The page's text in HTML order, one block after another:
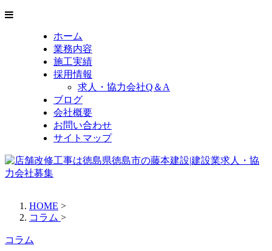
ホーム
業務内容
施工実績
採用情報
求人・協力会社Q＆A
ブログ
会社概要
お問い合わせ
サイトマップ
HOME >
コラム >
コラム